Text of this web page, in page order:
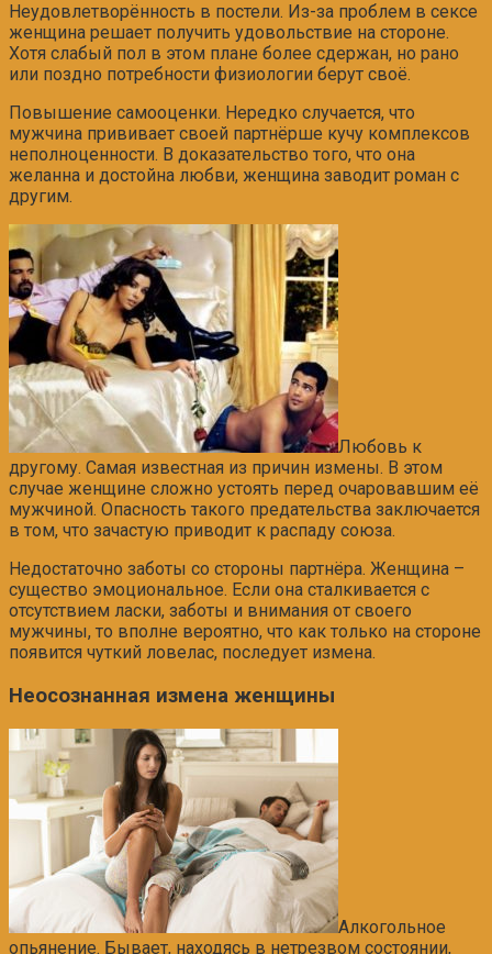
Неудовлетворённость в постели. Из-за проблем в сексе
женщина решает получить удовольствие на стороне.
Хотя слабый пол в этом плане более сдержан, но рано
или поздно потребности физиологии берут своё.
Повышение самооценки. Нередко случается, что
мужчина прививает своей партнёрше кучу комплексов
неполноценности. В доказательство того, что она
желанна и достойна любви, женщина заводит роман с
другим.
Любовь к
другому. Самая известная из причин измены. В этом
случае женщине сложно устоять перед очаровавшим её
мужчиной. Опасность такого предательства заключается
в том, что зачастую приводит к распаду союза.
Недостаточно заботы со стороны партнёра. Женщина –
существо эмоциональное. Если она сталкивается с
отсутствием ласки, заботы и внимания от своего
мужчины, то вполне вероятно, что как только на стороне
появится чуткий ловелас, последует измена.
Неосознанная измена женщины
Алкогольное
опьянение. Бывает, находясь в нетрезвом состоянии,